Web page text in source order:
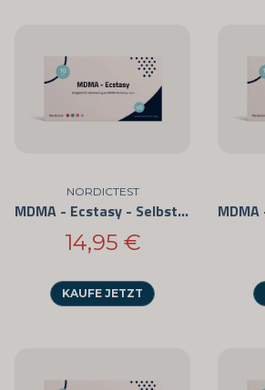
NORDICTEST
MDMA - Ecstasy - Selbsttest im 5er-Pack
14,95 €
KAUFE JETZT